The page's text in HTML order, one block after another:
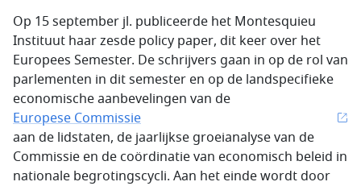
Op 15 september jl. publiceerde het Montesquieu
Instituut haar zesde policy paper, dit keer over het
Europees Semester. De schrijvers gaan in op de rol van
parlementen in dit semester en op de landspecifieke
economische aanbevelingen van de
Europese Commissie
aan de lidstaten, de jaarlijkse groeianalyse van de
Commissie en de coördinatie van economisch beleid in
nationale begrotingscycli. Aan het einde wordt door